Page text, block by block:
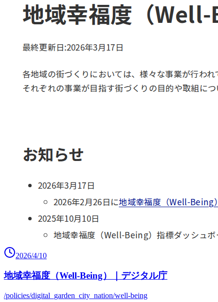
2026/4/10
地域幸福度（Well-Being）｜デジタル庁
/policies/digital_garden_city_nation/well-being